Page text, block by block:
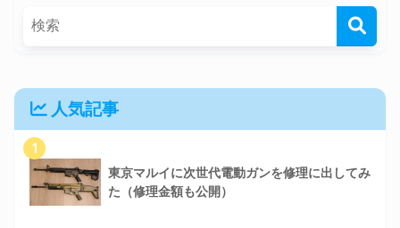
人気記事
1
東京マルイに次世代電動ガンを修理に出してみ
た（修理金額も公開）